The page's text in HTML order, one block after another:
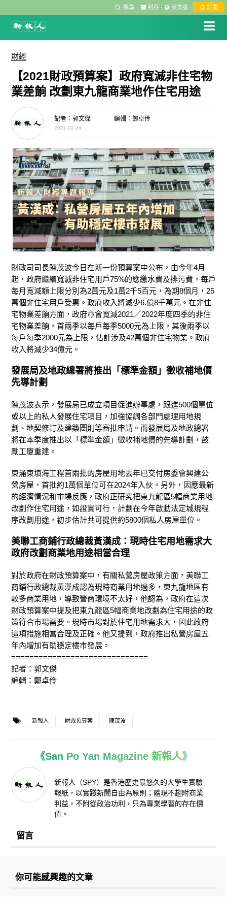
搜尋 · 封存 · 英文版 · 訂閱
財經
【2021財政預算案】政府寬減非住宅物
業差餉 改劃東九龍商業地作住宅用途
記者：郭文傑 編輯：鄭卓伶
2021-02-24
財政司司長陳茂波今日在新一份預算案中公布，由今年4月
起，政府繼續寬減非住宅用戶75%的應繳水費及排污費，每戶
每月寬減額上限分別為2萬元及1萬2千5百元，為期8個月，25
萬個非住宅用戶受惠。政府收入將減少6.億8千萬元。在非住
宅物業差餉方面，政府亦會寬減2021／2022年度四季的非住
宅物業差餉，首兩季以每戶每季5000元為上限，其後兩季以
每戶每季2000元為上限，估計涉及42萬個非住宅物業。政府
收入將減少34億元。
發展局及地政總署將推出「標準金額」徵收補地價
先導計劃
陳茂波表示，發展局已成立項目促進辦事處，跟進500個單位
或以上的私人發展住宅項目，加強協調各部門處理用地規
劃、地契修訂及建築圖則等審批申請。而發展局及地政總署
將在本季度推出以「標準金額」徵收補地價的先導計劃，鼓
勵工廈重建。
東涌東填海工程首兩批的房屋用地去年已交付房委會興建公
營房屋，首批約1萬個單位可在2024年入伙。另外，因應最新
的經濟情況和市場反應，政府正研究把東九龍區5幅商業用地
改劃作住宅用途，如證實可行，計劃在今年啟動法定城規程
序改劃用途，初步估計共可提供約5800個私人房屋單位。
美聯工商鋪行政總裁黃漢成：現時住宅用地需求大
政府改劃商業地用途相當合理
對於政府在財政預算案中，有關私營房屋政策方面，美聯工
商鋪行政總裁黃漢成認為現時商業用地過多，東九龍地區有
較多商業用地，導致營商環境不太好，他認為，政府在這次
財政預算案中提及把東九龍區5幅商業地改劃為住宅用途的政
策符合市場需要。現時市場對於住宅用地需求大，因此政府
這項措施相當合理及正確。他又提到，政府推出私營房屋五
年內增加有助穩定樓市發展。
==============================
記者：郭文傑
編輯：鄭卓伶
新報人 財政預算案 陳茂波
《San Po Yan Magazine 新報人》
新報人（SPY）是香港歷史最悠久的大學生實驗
報紙，以實踐新聞自由為原則；體現不趨附商業
利益，不附從政治功利，只為專業學習的存在價
值。
留言
你可能感興趣的文章